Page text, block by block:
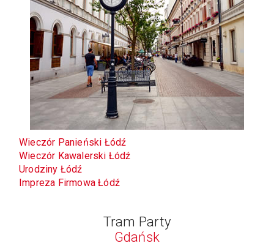
Wieczór Panieński Łódź
Wieczór Kawalerski Łódź
Urodziny Łódź
Impreza Firmowa Łódź
Tram Party
Gdańsk